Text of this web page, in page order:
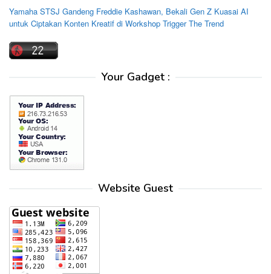
Yamaha STSJ Gandeng Freddie Kashawan, Bekali Gen Z Kuasai AI
untuk Ciptakan Konten Kreatif di Workshop Trigger The Trend
Your Gadget :
Website Guest